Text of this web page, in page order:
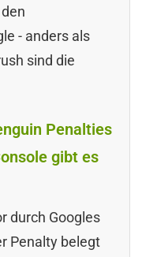
- anders als
sind die
Penalties
gibt es
durch Googles
Penalty belegt